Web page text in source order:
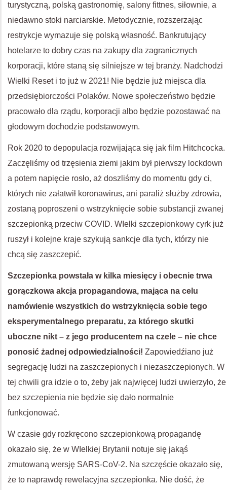
turystyczną, polską gastronomię, salony fittnes, siłownie, a
niedawno stoki narciarskie. Metodycznie, rozszerzając
restrykcje wymazuje się polską własność. Bankrutujący
hotelarze to dobry czas na zakupy dla zagranicznych
korporacji, które staną się silniejsze w tej branży. Nadchodzi
Wielki Reset i to już w 2021! Nie będzie już miejsca dla
przedsiębiorczości Polaków. Nowe społeczeństwo będzie
pracowało dla rządu, korporacji albo będzie pozostawać na
głodowym dochodzie podstawowym.
Rok 2020 to depopulacja rozwijająca się jak film Hitchcocka.
Zaczęliśmy od trzęsienia ziemi jakim był pierwszy lockdown
a potem napięcie rosło, aż doszliśmy do momentu gdy ci,
których nie załatwił koronawirus, ani paraliż służby zdrowia,
zostaną poproszeni o wstrzyknięcie sobie substancji zwanej
szczepionką przeciw COVID. WIelki szczepionkowy cyrk już
ruszył i kolejne kraje szykują sankcje dla tych, którzy nie
chcą się zaszczepić.
Szczepionka powstała w kilka miesięcy i obecnie trwa
gorączkowa akcja propagandowa, mająca na celu
namówienie wszystkich do wstrzyknięcia sobie tego
eksperymentalnego preparatu, za którego skutki
uboczne nikt – z jego producentem na czele – nie chce
ponosić żadnej odpowiedzialności! Zapowiedźiano już
segregację ludzi na zaszczepionych i niezaszczepionych. W
tej chwili gra idzie o to, żeby jak najwięcej ludzi uwierzyło, że
bez szczepienia nie będzie się dało normalnie
funkcjonować.
W czasie gdy rozkręcono szczepionkową propagandę
okazało się, że w WIelkiej Brytanii notuje się jakąś
zmutowaną wersję SARS-CoV-2. Na szczęście okazało się,
że to naprawdę rewelacyjna szczepionka. Nie dość, że